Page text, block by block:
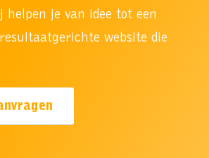
helpen je van idee tot een
website die